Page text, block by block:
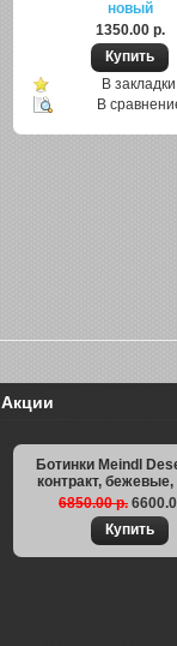
новый
1350.00 р.
В закладки
В
Акции
Ботинки Meindl
контракт,
6850.00 р.